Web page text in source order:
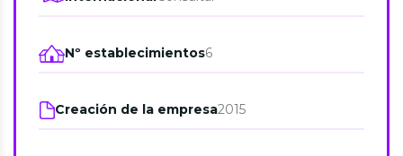
Nº establecimientos6
Creación de la empresa2015